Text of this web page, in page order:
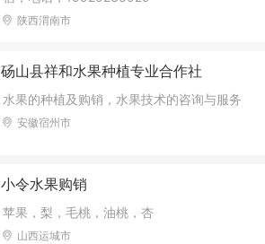
陕西渭南市
砀山县祥和水果种植专业合作社
水果的种植及购销，水果技术的咨询与服务
安徽宿州市
小令水果购销
苹果，梨，毛桃，油桃，杏
山西运城市